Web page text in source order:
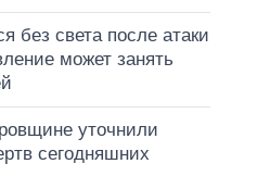
без света после атаки
может занять
уточнили
сегодняшних